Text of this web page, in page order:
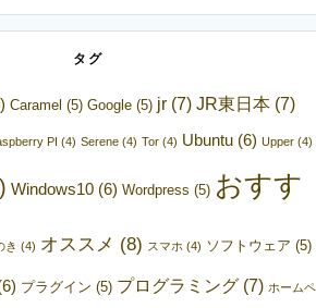
タグ
Caramel (5) Google (5) jr (7) JR東日本 (7)
PI (4) Serene(4) Tor(4) Ubuntu(6) Upper(4)
Windows10 (6) Wordpress (5) おすす
き (4) オススメ (8) スマホ (4) ソフトウェア (5)
プラグイン (5) プログラミング(7) ホームペ